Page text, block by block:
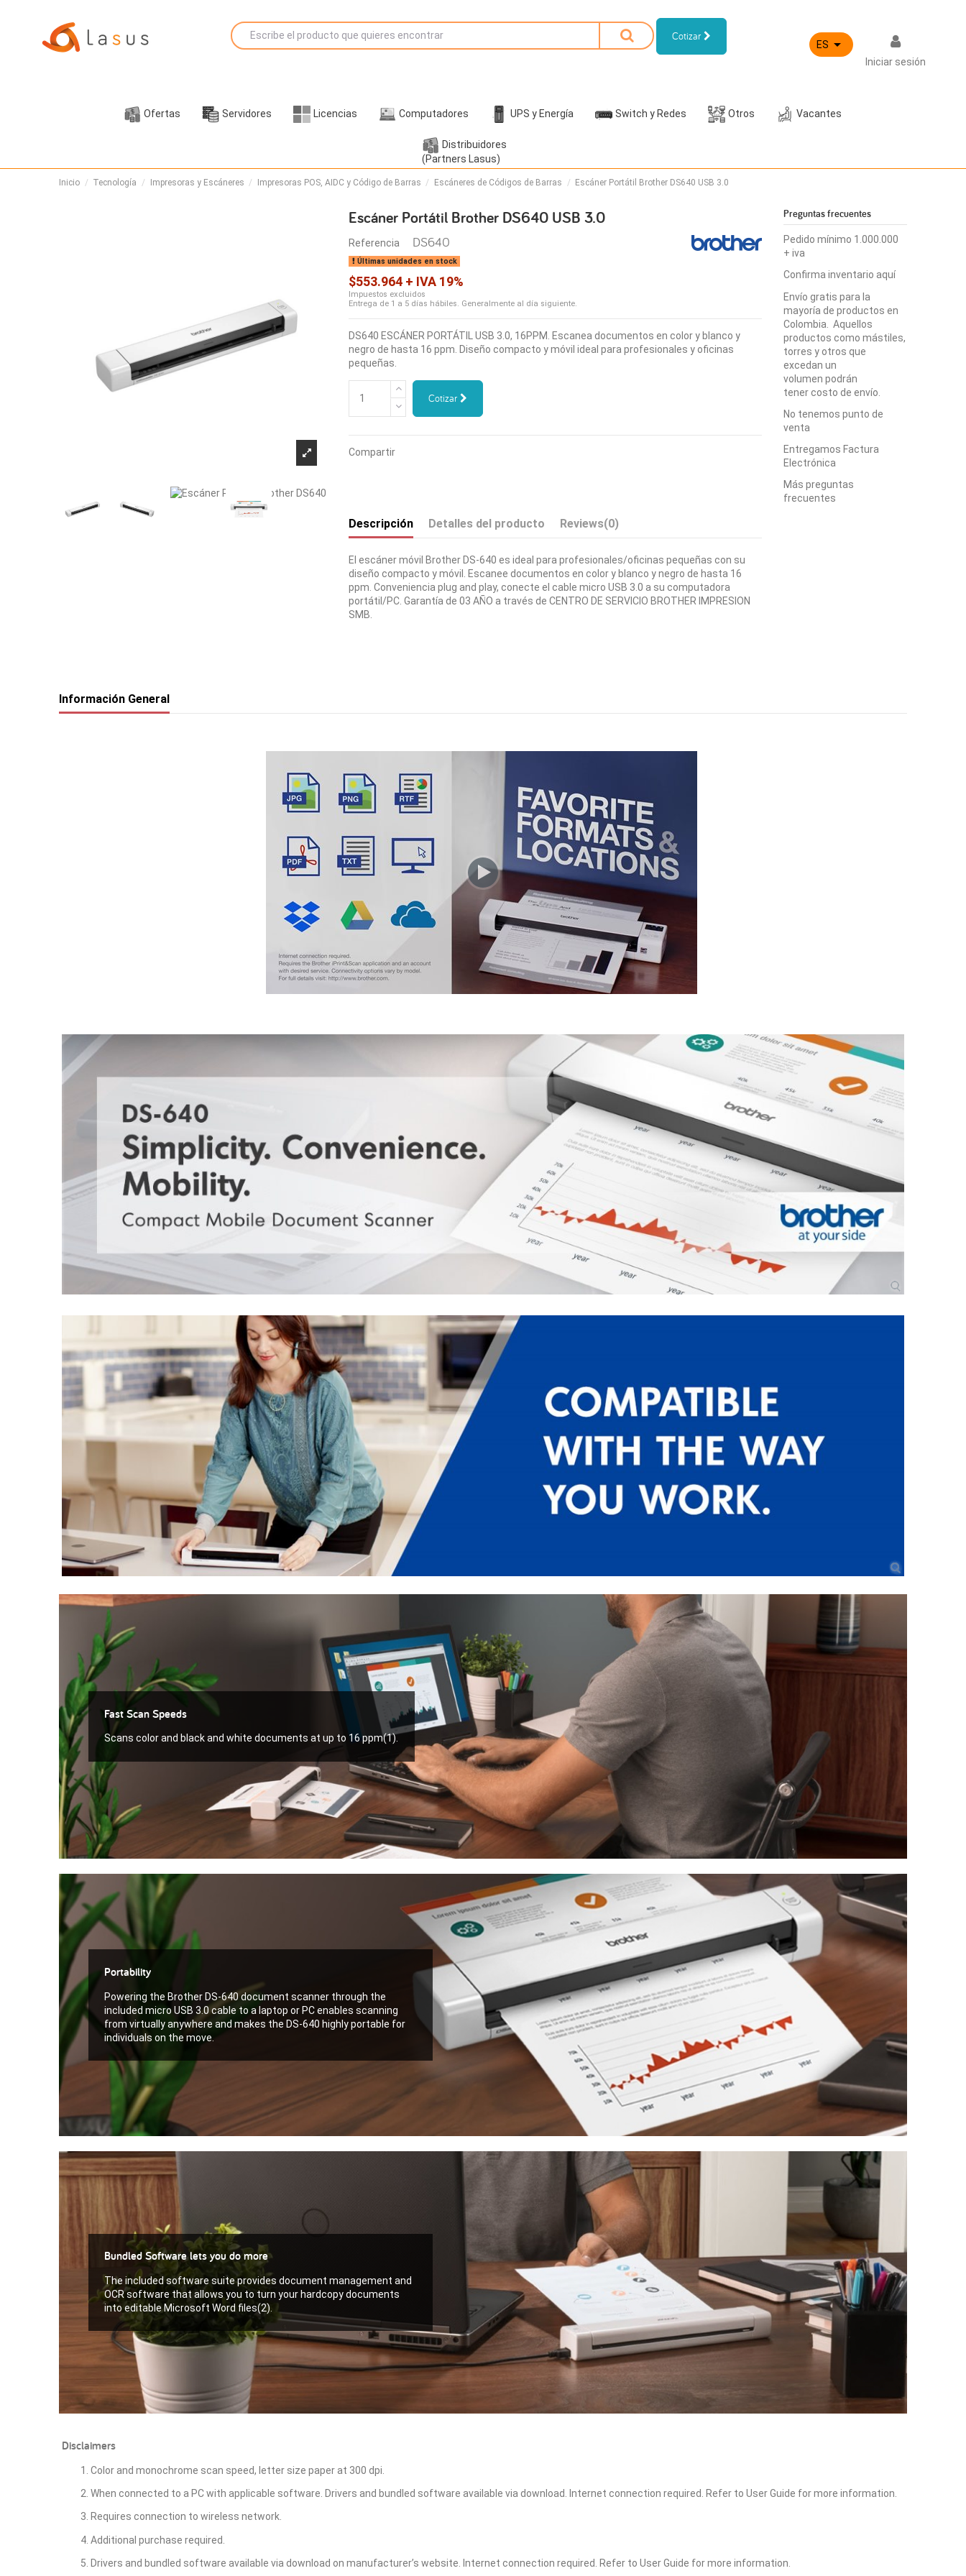
Cotizar
ES 
Iniciar sesión
Ofertas Servidores Licencias Computadores UPS y Energía Switch y Redes Otros Vacantes
Distribuidores
(Partners Lasus)
Inicio Tecnología Impresoras y Escáneres Impresoras POS, AIDC y Código de Barras Escáneres de Códigos de Barras Escáner Portátil Brother DS640 USB 3.0
Escáner Portátil Brother DS640 USB 3.0
Referencia DS640
Últimas unidades en stock
$553.964 + IVA 19%
Impuestos excluidos
Entrega de 1 a 5 días hábiles. Generalmente al día siguiente.
DS640 ESCÁNER PORTÁTIL USB 3.0, 16PPM. Escanea documentos en color y blanco y
negro de hasta 16 ppm. Diseño compacto y móvil ideal para profesionales y oficinas
pequeñas.
Cotizar
Compartir
Descripción Detalles del producto Reviews(0)
El escáner móvil Brother DS-640 es ideal para profesionales/oficinas pequeñas con su
diseño compacto y móvil. Escanee documentos en color y blanco y negro de hasta 16
ppm. Conveniencia plug and play, conecte el cable micro USB 3.0 a su computadora
portátil/PC. Garantía de 03 AÑO a través de CENTRO DE SERVICIO BROTHER IMPRESION
SMB.
Preguntas frecuentes
Pedido mínimo 1.000.000
+ iva
Confirma inventario aquí
Envío gratis para la
mayoría de productos en
Colombia. Aquellos
productos como mástiles,
torres y otros que
excedan un
volumen podrán
tener costo de envío.
No tenemos punto de
venta
Entregamos Factura
Electrónica
Más preguntas
frecuentes
Información General
Fast Scan Speeds
Scans color and black and white documents at up to 16 ppm(1).
Portability
Powering the Brother DS-640 document scanner through the
included micro USB 3.0 cable to a laptop or PC enables scanning
from virtually anywhere and makes the DS-640 highly portable for
individuals on the move.
Bundled Software lets you do more
The included software suite provides document management and
OCR software that allows you to turn your hardcopy documents
into editable Microsoft Word files(2).
Disclaimers
Color and monochrome scan speed, letter size paper at 300 dpi.
When connected to a PC with applicable software. Drivers and bundled software available via download. Internet connection required. Refer to User Guide for more information.
Requires connection to wireless network.
Additional purchase required.
Drivers and bundled software available via download on manufacturer’s website. Internet connection required. Refer to User Guide for more information.